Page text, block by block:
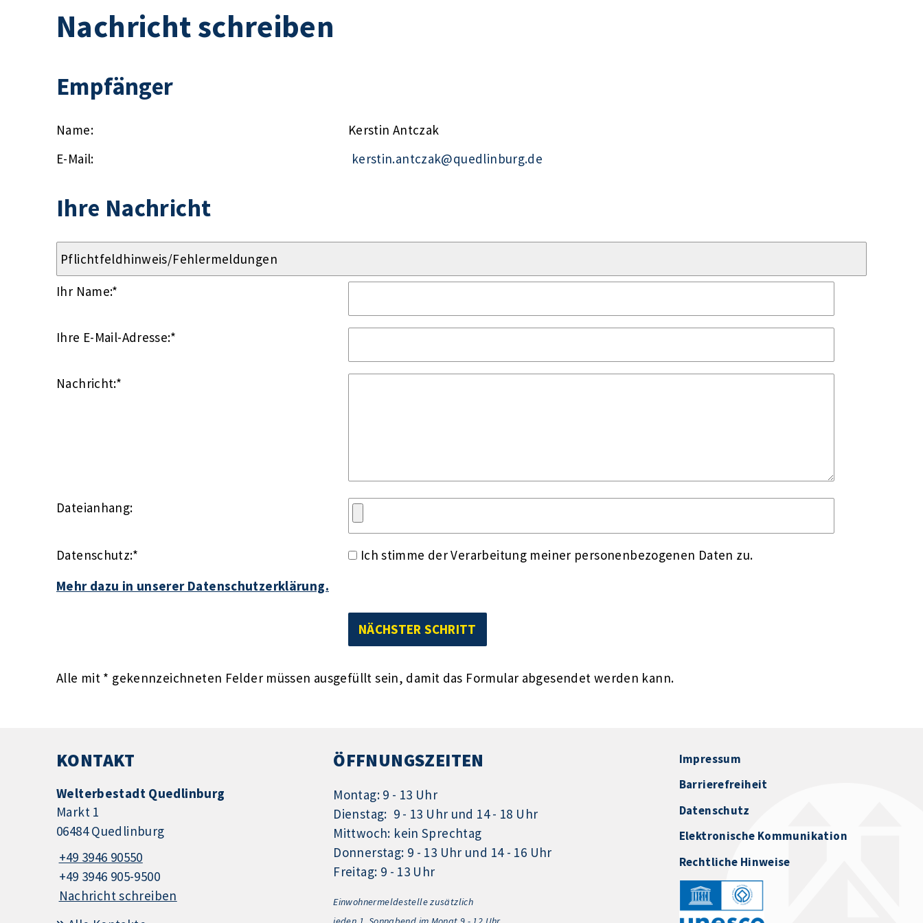
Nachricht schreiben
Empfänger
Name:
Kerstin Antczak
E-Mail:
kerstin.antczak@quedlinburg.de
Ihre Nachricht
Ihr Name:*
Ihre E-Mail-Adresse:*
Nachricht:*
Dateianhang:
Datenschutz:*
Ich stimme der Verarbeitung meiner personenbezogenen Daten zu.
Mehr dazu in unserer Datenschutzerklärung.
Alle mit * gekennzeichneten Felder müssen ausgefüllt sein, damit das Formular abgesendet werden kann.
KONTAKT
Welterbestadt Quedlinburg
Markt 1
06484 Quedlinburg
+49 3946 90550
+49 3946 905-9500
Nachricht schreiben
ÖFFNUNGSZEITEN
Montag: 9 - 13 Uhr
Dienstag: 9 - 13 Uhr und 14 - 18 Uhr
Mittwoch: kein Sprechtag
Donnerstag: 9 - 13 Uhr und 14 - 16 Uhr
Freitag: 9 - 13 Uhr
Einwohnermeldestelle zusätzlich
Impressum
Barrierefreiheit
Datenschutz
Elektronische Kommunikation
Rechtliche Hinweise